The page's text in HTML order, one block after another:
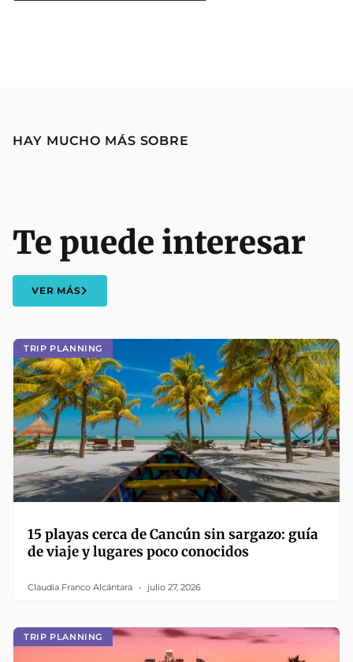
HAY MUCHO MÁS SOBRE
TRIP PLANNING
15 playas cerca de Cancún sin sargazo: guía
de viaje y lugares poco conocidos
Claudia Franco Alcántara julio 27, 2026
TRIP PLANNING
Te puede interesar
VER MÁS